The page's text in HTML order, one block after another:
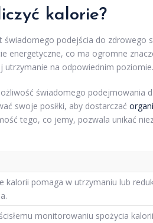
kalorie?
świadomego podejścia do zdrowego
energetyczne, co ma ogromne
utrzymanie na odpowiednim poziomie.
świadomego podejmowania
swoje posiłki, aby dostarczać
tego, co jemy, pozwala unikać
kalorii pomaga w utrzymaniu lub
monitorowaniu spożycia